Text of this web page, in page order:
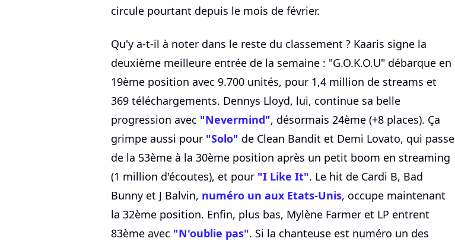
circule pourtant depuis le mois de février.
Qu'y a-t-il à noter dans le reste du classement ? Kaaris signe la
deuxième meilleure entrée de la semaine : "G.O.K.O.U" débarque en
19ème position avec 9.700 unités, pour 1,4 million de streams et
369 téléchargements. Dennys Lloyd, lui, continue sa belle
progression avec "Nevermind", désormais 24ème (+8 places). Ça
grimpe aussi pour "Solo" de Clean Bandit et Demi Lovato, qui passe
de la 53ème à la 30ème position après un petit boom en streaming
(1 million d'écoutes), et pour "I Like It". Le hit de Cardi B, Bad
Bunny et J Balvin, numéro un aux Etats-Unis, occupe maintenant
la 32ème position. Enfin, plus bas, Mylène Farmer et LP entrent
83ème avec "N'oublie pas". Si la chanteuse est numéro un des